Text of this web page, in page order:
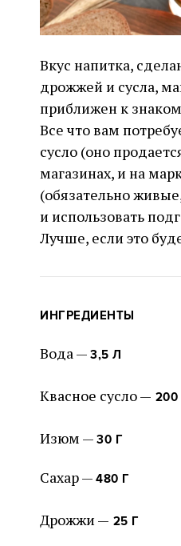
Вкус напитка,
дрожжей и сусла,
приближен к
Все что вам
сусло (оно
магазинах, и на
(обязательно
и использовать
Лучше, если это
ИНГРЕДИЕНТЫ
Вода — 3,5 Л
Квасное сусло — 200
Изюм — 30 Г
Сахар — 480 Г
Дрожжи — 25 Г